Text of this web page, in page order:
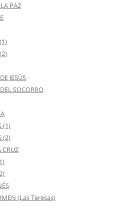
PAZ
JESÚS
SOCORRO
(1)
(2)
CRUZ
(Las Teresas)